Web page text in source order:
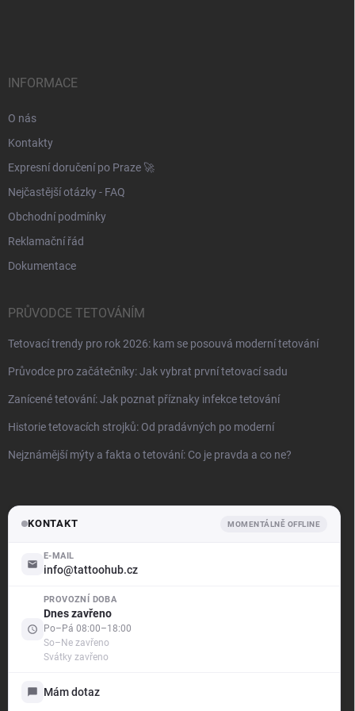
INFORMACE
O nás
Kontakty
Expresní doručení po Praze 🚀
Nejčastější otázky - FAQ
Obchodní podmínky
Reklamační řád
Dokumentace
PRŮVODCE TETOVÁNÍM
Tetovací trendy pro rok 2026: kam se posouvá moderní tetování
Průvodce pro začátečníky: Jak vybrat první tetovací sadu
Zanícené tetování: Jak poznat příznaky infekce tetování
Historie tetovacích strojků: Od pradávných po moderní
Nejznámější mýty a fakta o tetování: Co je pravda a co ne?
KONTAKT MOMENTÁLNĚ OFFLINE
E-MAIL
info@tattoohub.cz
PROVOZNÍ DOBA
Dnes zavřeno
Po–Pá 08:00–18:00
So–Ne zavřeno
Svátky zavřeno
Mám dotaz
Offline — odpovíme brzy
vyřídíme reklamaci a ukážeme vám stav vašich případů.